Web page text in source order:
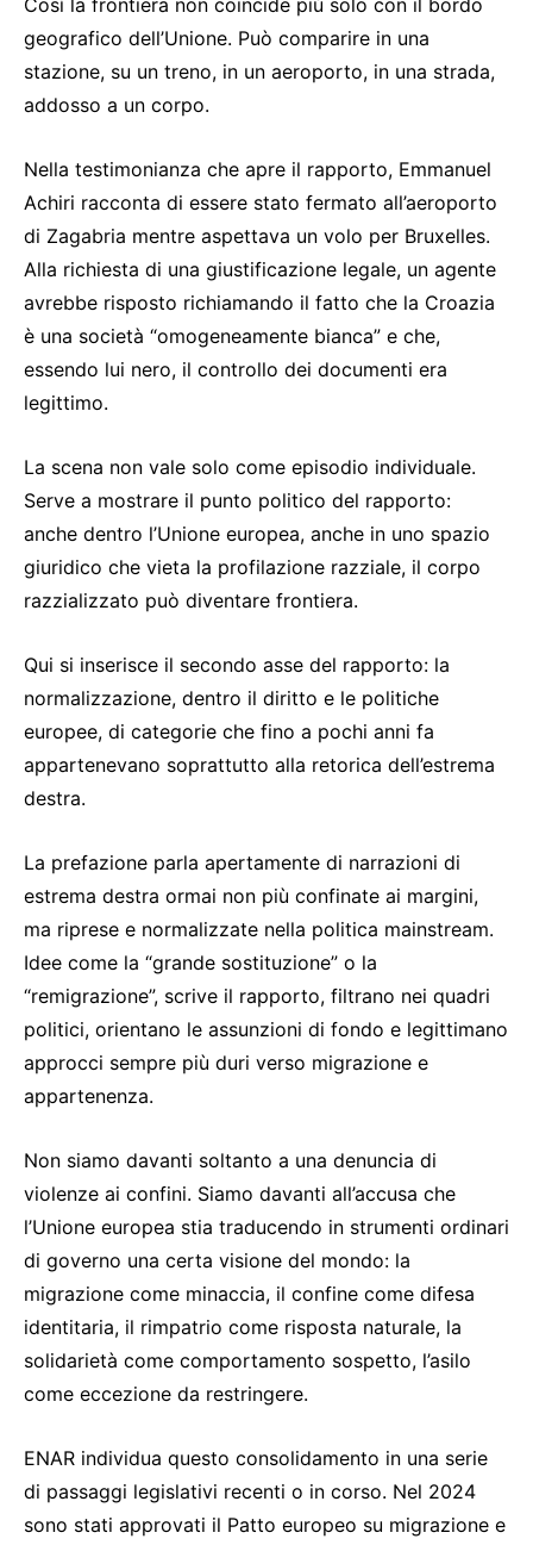
Così la frontiera non coincide più solo con il bordo
geografico dell’Unione. Può comparire in una
stazione, su un treno, in un aeroporto, in una strada,
addosso a un corpo.
Nella testimonianza che apre il rapporto, Emmanuel
Achiri racconta di essere stato fermato all’aeroporto
di Zagabria mentre aspettava un volo per Bruxelles.
Alla richiesta di una giustificazione legale, un agente
avrebbe risposto richiamando il fatto che la Croazia
è una società “omogeneamente bianca” e che,
essendo lui nero, il controllo dei documenti era
legittimo.
La scena non vale solo come episodio individuale.
Serve a mostrare il punto politico del rapporto:
anche dentro l’Unione europea, anche in uno spazio
giuridico che vieta la profilazione razziale, il corpo
razzializzato può diventare frontiera.
Qui si inserisce il secondo asse del rapporto: la
normalizzazione, dentro il diritto e le politiche
europee, di categorie che fino a pochi anni fa
appartenevano soprattutto alla retorica dell’estrema
destra.
La prefazione parla apertamente di narrazioni di
estrema destra ormai non più confinate ai margini,
ma riprese e normalizzate nella politica mainstream.
Idee come la “grande sostituzione” o la
“remigrazione”, scrive il rapporto, filtrano nei quadri
politici, orientano le assunzioni di fondo e legittimano
approcci sempre più duri verso migrazione e
appartenenza.
Non siamo davanti soltanto a una denuncia di
violenze ai confini. Siamo davanti all’accusa che
l’Unione europea stia traducendo in strumenti ordinari
di governo una certa visione del mondo: la
migrazione come minaccia, il confine come difesa
identitaria, il rimpatrio come risposta naturale, la
solidarietà come comportamento sospetto, l’asilo
come eccezione da restringere.
ENAR individua questo consolidamento in una serie
di passaggi legislativi recenti o in corso. Nel 2024
sono stati approvati il Patto europeo su migrazione e